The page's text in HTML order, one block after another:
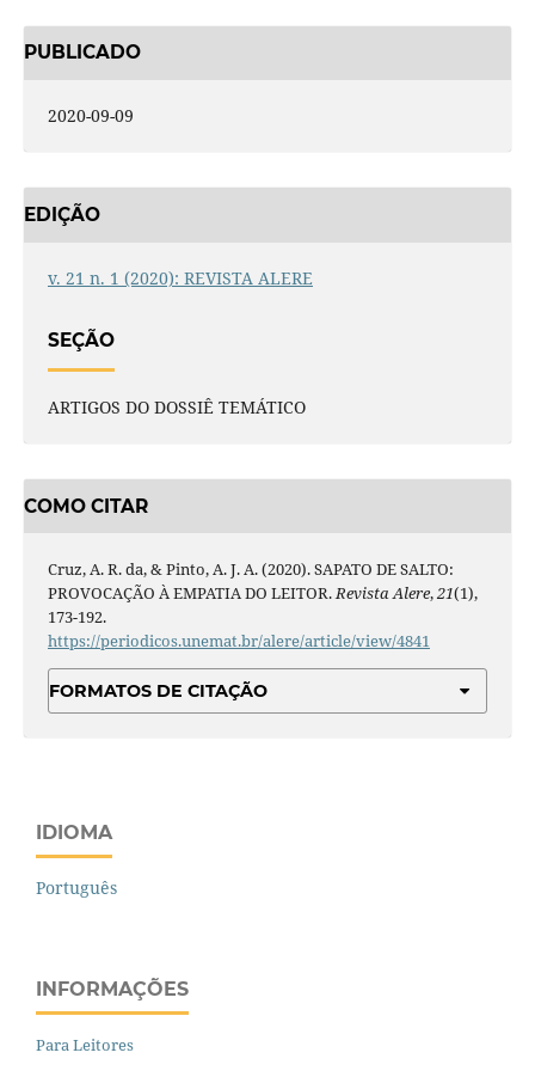
PUBLICADO
2020-09-09
EDIÇÃO
v. 21 n. 1 (2020): REVISTA ALERE
SEÇÃO
ARTIGOS DO DOSSIÊ TEMÁTICO
COMO CITAR
Cruz, A. R. da, & Pinto, A. J. A. (2020). SAPATO DE SALTO:
PROVOCAÇÃO À EMPATIA DO LEITOR.Revista Alere,21(1),
173-192.
https://periodicos.unemat.br/alere/article/view/4841
FORMATOS DE CITAÇÃO
IDIOMA
Português
INFORMAÇÕES
Para Leitores